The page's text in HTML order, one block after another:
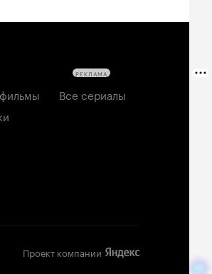
Все сериалы
Проект компании
РЕКЛАМА